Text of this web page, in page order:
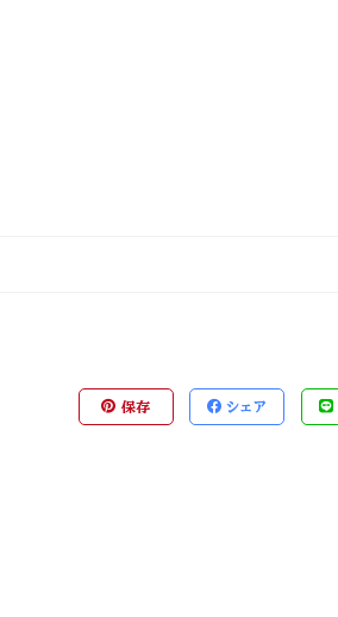
保存 シェア